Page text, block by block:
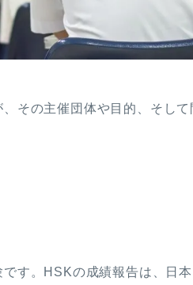
その主催団体や目的、そして
す。HSKの成績報告は、日